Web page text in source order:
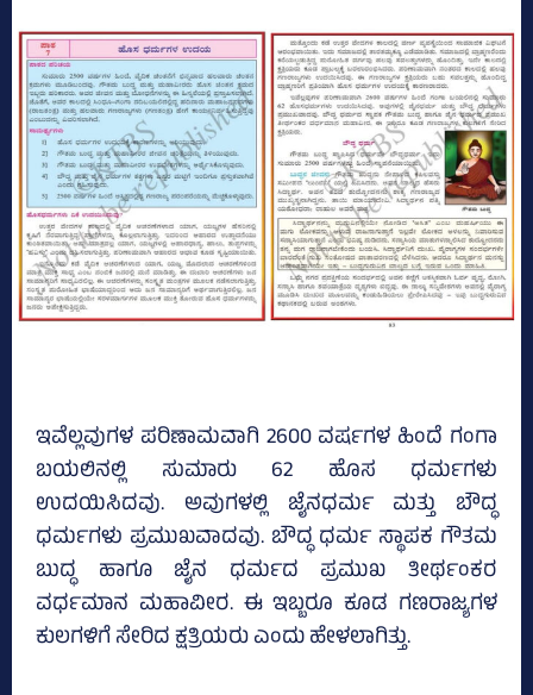
ಇವೆಲ್ಲವುಗಳ ಪರಿಣಾಮವಾಗಿ 2600 ವರ್ಷಗಳ ಹಿಂದೆ ಗಂಗಾ
ಬಯಲಿನಲ್ಲಿ ಸುಮಾರು 62 ಹೊಸ ಧರ್ಮಗಳು
ಉದಯಿಸಿದವು. ಅವುಗಳಲ್ಲಿ ಜೈನಧರ್ಮ ಮತ್ತು ಬೌದ್ಧ
ಧರ್ಮಗಳು ಪ್ರಮುಖವಾದವು. ಬೌದ್ಧ ಧರ್ಮ ಸ್ಥಾಪಕ ಗೌತಮ
ಬುದ್ಧ ಹಾಗೂ ಜೈನ ಧರ್ಮದ ಪ್ರಮುಖ ತೀರ್ಥಂಕರ
ವರ್ಧಮಾನ ಮಹಾವೀರ. ಈ ಇಬ್ಬರೂ ಕೂಡ ಗಣರಾಜ್ಯಗಳ
ಕುಲಗಳಿಗೆ ಸೇರಿದ ಕ್ಷತ್ರಿಯರು ಎಂದು ಹೇಳಲಾಗಿತ್ತು.